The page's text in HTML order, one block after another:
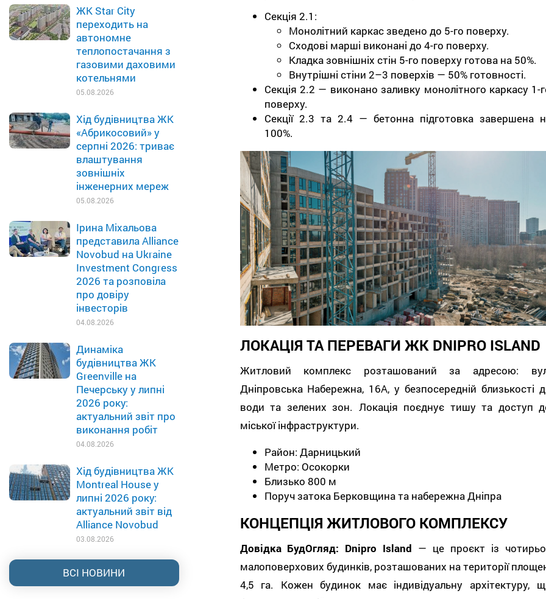
ЖК Star City
переходить на
автономне
теплопостачання з
газовими даховими
котельнями
05.08.2026
Хід будівництва ЖК
«Абрикосовий» у
серпні 2026: триває
влаштування
зовнішніх
інженерних мереж
05.08.2026
Ірина Міхальова
представила Alliance
Novobud на Ukraine
Investment Congress
2026 та розповіла
про довіру
інвесторів
04.08.2026
Динаміка
будівництва ЖК
Greenville на
Печерську у липні
2026 року:
актуальний звіт про
виконання робіт
04.08.2026
Хід будівництва ЖК
Montreal House у
липні 2026 року:
актуальний звіт від
Alliance Novobud
03.08.2026
ВСІ НОВИНИ
Секція 2.1:
Монолітний каркас зведено до 5-го поверху.
Сходові марші виконані до 4-го поверху.
Кладка зовнішніх стін 5-го поверху готова на 50%.
Внутрішні стіни 2–3 поверхів — 50% готовності.
Секція 2.2 — виконано заливку монолітного каркасу 1-
поверху.
Секції 2.3 та 2.4 — бетонна підготовка завершена
100%.
ЛОКАЦІЯ ТА ПЕРЕВАГИ ЖК DNIPRO ISLAND
Житловий комплекс розташований за адресою:
Дніпровська Набережна, 16А, у безпосередній близькості
води та зелених зон. Локація поєднує тишу та доступ
міської інфраструктури.
Район: Дарницький
Метро: Осокорки
Близько 800 м
Поруч затока Берковщина та набережна Дніпра
КОНЦЕПЦІЯ ЖИТЛОВОГО КОМПЛЕКСУ
Довідка БудОгляд: Dnipro Island — це проєкт із
малоповерхових будинків, розташованих на території
4,5 га. Кожен будинок має індивідуальну архітектуру,